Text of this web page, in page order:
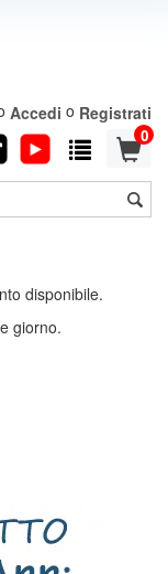
Accedi o Registrati
0
disponibile.
giorno.